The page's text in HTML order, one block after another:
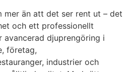
mer än att det ser rent ut – det
och ett professionellt
avancerad djuprengöring i
företag,
industrier och